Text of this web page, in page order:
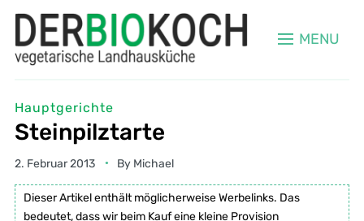
MENU
Hauptgerichte
Steinpilztarte
2. Februar 2013 By Michael
Dieser Artikel enthält möglicherweise Werbelinks. Das
bedeutet, dass wir beim Kauf eine kleine Provision